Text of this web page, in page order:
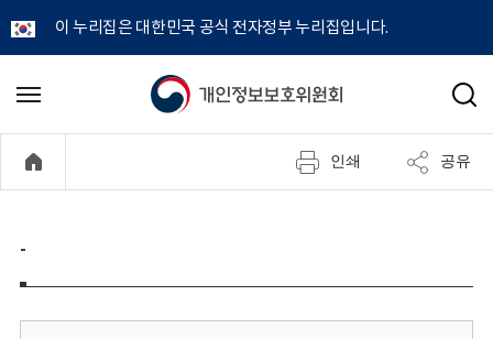
이 누리집은 대한민국 공식 전자정부 누리집입니다.
개
정
보
메
기
검
인쇄 공유
-